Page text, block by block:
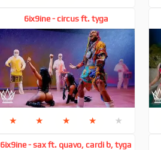
6ix9ine - circus ft. tyga
★ ★ ★ ★ ★
6ix9ine - sax ft. quavo, cardi b, tyga